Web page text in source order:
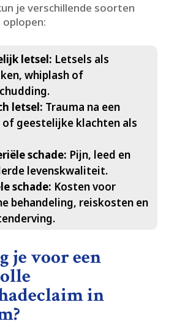
je verschillende soorten
letsel: Letsels als
whiplash of
letsel: Trauma na een
of geestelijke klachten als
schade: Pijn, leed en
levenskwaliteit.​
schade: Kosten voor
behandeling, reiskosten en
je voor een
in